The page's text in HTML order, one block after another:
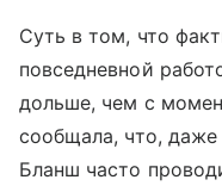
Суть в том, что
повседневной
дольше, чем с
сообщала, что, даже
Бланш часто